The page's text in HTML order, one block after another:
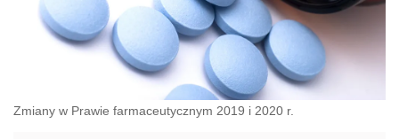
Zmiany w Prawie farmaceutycznym 2019 i 2020 r.